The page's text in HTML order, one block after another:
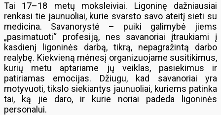
Tai 17–18 metų moksleiviai. Ligoninę dažniausiai
renkasi tie jaunuoliai, kurie svarsto savo ateitį sieti su
medicina. Savanorystė – puiki galimybė jiems
„pasimatuoti“ profesiją, nes savanoriai įtraukiami į
kasdienį ligoninės darbą, tikrą, nepagražintą darbo
realybę. Kiekvieną mėnesį organizuojame susitikimus,
kurių metu aptariame jų veiklas, pasiekimus ir
patiriamas emocijas. Džiugu, kad savanoriai yra
motyvuoti, tikslo siekiantys jaunuoliai, kuriems patinka
tai, ką jie daro, ir kurie noriai padeda ligoninės
personalui.